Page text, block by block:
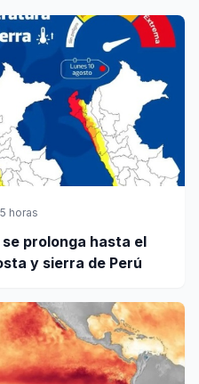
horas
prolonga hasta el
y sierra de Perú